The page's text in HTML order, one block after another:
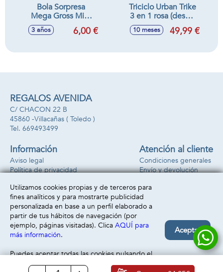
Bola Sorpresa
Mega Gross Mini
serie 2 comida
asquerosa 9'5 x 9'5
3 años 6,00 €
Triciclo Urban Trike
3 en 1 rosa (desde
los 10 hasta los 18
meses)
10 meses 49,99 €
REGALOS AVENIDA
C/ CHACON 22 B
45860 -Villacañas ( Toledo )
669493499
Información
Aviso legal
Política de privacidad
Atención al cliente
Condiciones generales
Envío y devolución
Formas de pago
Utilizamos cookies propias y de terceros para
fines analíticos y para mostrarte publicidad
personalizada en base a un perfil elaborado a
partir de tus hábitos de navegación (por
ejemplo, páginas visitadas). Clica AQUÍ para
más información.
Puedes aceptar todas las cookies pulsando el
botón “Aceptar” o configurarlas o rechazar su
Aceptar